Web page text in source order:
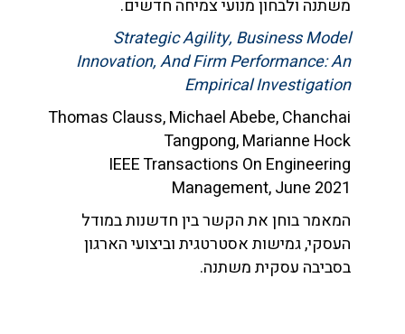
משתנה ולבחון מנועי צמיחה חדשים.
Strategic Agility, Business Model
Innovation, And Firm Performance: An
Empirical Investigation
Thomas Clauss, Michael Abebe, Chanchai
Tangpong, Marianne Hock
IEEE Transactions On Engineering
Management, June 2021
המאמר בוחן את הקשר בין חדשנות במודל
העסקי, גמישות אסטרטגית וביצועי הארגון
בסביבה עסקית משתנה.